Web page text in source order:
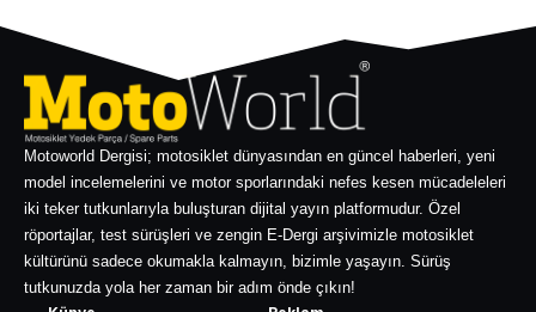
Motoworld Dergisi; motosiklet dünyasından en güncel haberleri, yeni
model incelemelerini ve motor sporlarındaki nefes kesen mücadeleleri
iki teker tutkunlarıyla buluşturan dijital yayın platformudur. Özel
röportajlar, test sürüşleri ve zengin E-Dergi arşivimizle motosiklet
kültürünü sadece okumakla kalmayın, bizimle yaşayın. Sürüş
tutkunuzda yola her zaman bir adım önde çıkın!